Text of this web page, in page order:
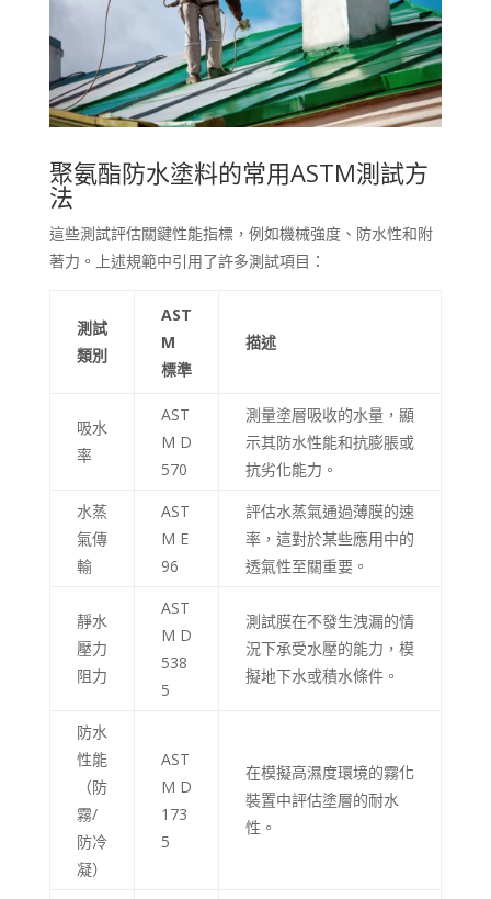
聚氨酯防水塗料的常用ASTM測試方
法
這些測試評估關鍵性能指標，例如機械強度、防水性和附
著力。上述規範中引用了許多測試項目：
測試
類別
AST
M
標準
描述
吸水
率
AST
M D
570
測量塗層吸收的水量，顯
示其防水性能和抗膨脹或
抗劣化能力。
水蒸
氣傳
輸
AST
M E
96
評估水蒸氣通過薄膜的速
率，這對於某些應用中的
透氣性至關重要。
靜水
壓力
阻力
AST
M D
538
5
測試膜在不發生洩漏的情
況下承受水壓的能力，模
擬地下水或積水條件。
防水
性能
（防
霧/
防冷
凝）
AST
M D
173
5
在模擬高濕度環境的霧化
裝置中評估塗層的耐水
性。
Croatian
Lithuanian
Amharic
Greek
Hausa
Yoruba
Igbo
Moroccan Arabic
English (New Zealand)
Spanish (Mexico)
Spanish (Colombia)
Spanish (Ecuador)
Romanian
Kyrgyz
Portuguese (Angola)